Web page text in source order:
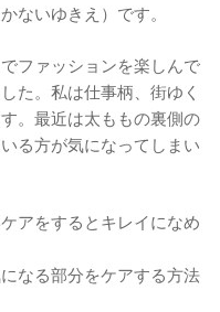
ないゆきえ）です。
ファッションを楽しんで
た。私は仕事柄、街ゆく
。最近は太ももの裏側の
る方が気になってしまい
アをするとキレイになめ
なる部分をケアする方法